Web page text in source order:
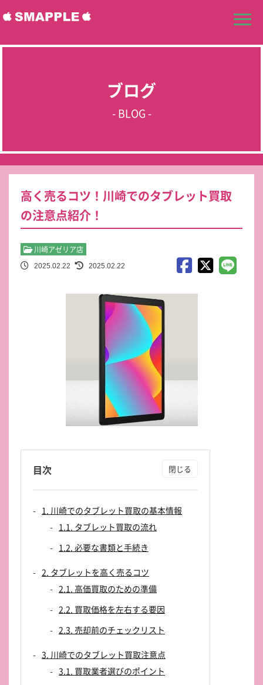
ブログ
- BLOG -
高く売るコツ！川崎でのタブレット買取
の注意点紹介！
川崎アゼリア店
2025.02.22 2025.02.22
目次
1. 川崎でのタブレット買取の基本情報
1.1. タブレット買取の流れ
1.2. 必要な書類と手続き
2. タブレットを高く売るコツ
2.1. 高価買取のための準備
2.2. 買取価格を左右する要因
2.3. 売却前のチェックリスト
3. 川崎でのタブレット買取注意点
3.1. 買取業者選びのポイント